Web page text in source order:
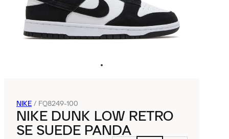
NIKE / FQ8249-100
NIKE DUNK LOW RETRO
SE SUEDE PANDA